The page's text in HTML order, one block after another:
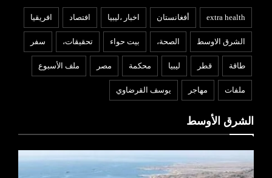
extra health أفغانستان اخبار ،ليبيا افتصاد افريقيا
الشرق الاوسط الصحة، بيت حواء تحقيقات، سفر
طاقة قطر ليبيا محكمة مصر ملف الأسبوع
ملفات مهاجر يوسف القرضاوي
الشرق الأوسط